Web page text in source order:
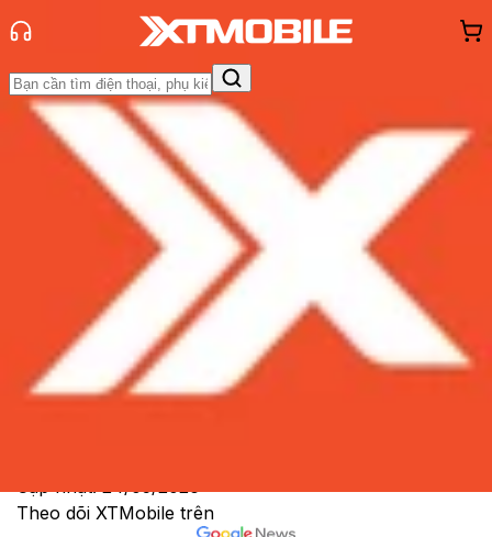
Trang chủ
Tin tức
Tin Mới
Đánh Giá - Trên TaySo Sánh Tư vấnKhuyến
Hỏi đáp App - Game Thông báo
hàng - Sự kiện
Galaxy S10, S10+ và S10e được cập
nhật loạt tính năng giống Note 10
Cập nhật:24/05/2026
Theo dõi XTMobile trên